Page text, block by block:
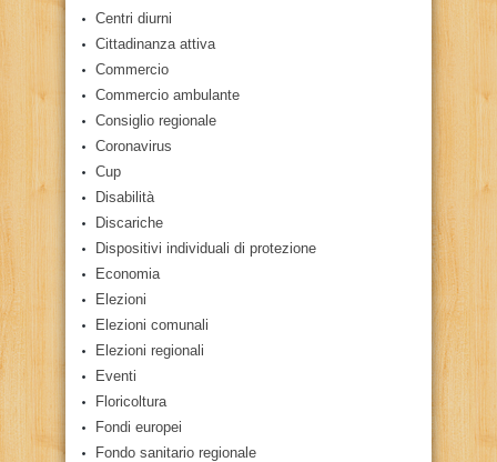
Centri diurni
Cittadinanza attiva
Commercio
Commercio ambulante
Consiglio regionale
Coronavirus
Cup
Disabilità
Discariche
Dispositivi individuali di protezione
Economia
Elezioni
Elezioni comunali
Elezioni regionali
Eventi
Floricoltura
Fondi europei
Fondo sanitario regionale